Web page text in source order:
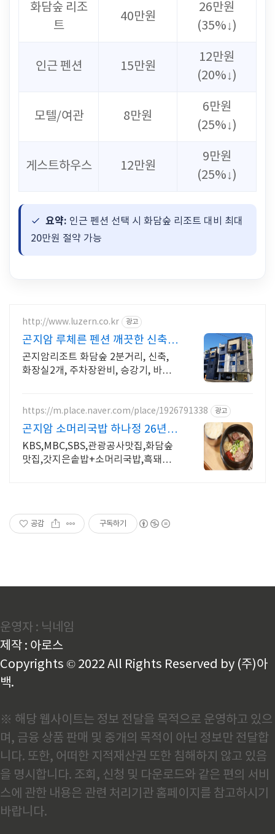
화담숲 리조
트
40만원
26만원
(35%↓)
인근 펜션 15만원
12만원
(20%↓)
모텔/여관 8만원
6만원
(25%↓)
게스트하우스 12만원
9만원
(25%↓)
요약: 인근 펜션 선택 시 화담숲 리조트 대비 최대
20만원 절약 가능
http://www.luzern.co.kr 광고
곤지암 루체른 펜션 깨끗한 신축 -
중형 평수
곤지암리조트 화담숲 2분거리, 신축,
화장실2개, 주차장완비, 승강기, 바베
https://m.place.naver.com/place/1926791338 광고
곤지암 소머리국밥 하나정 26년차
곤지암원조 수제순대
KBS,MBC,SBS,관광공사맛집,화담숲
맛집,갓지은솥밥+소머리국밥,흑돼지
공감 구독하기
운영자 : 닉네임
제작 : 아로스
Copyrights © 2022 All Rights Reserved by (주)아
백.
※ 해당 웹사이트는 정보 전달을 목적으로 운영하고 있으
며, 금융 상품 판매 및 중개의 목적이 아닌 정보만 전달합
니다. 또한, 어떠한 지적재산권 또한 침해하지 않고 있음
을 명시합니다. 조회, 신청 및 다운로드와 같은 편의 서비
스에 관한 내용은 관련 처리기관 홈페이지를 참고하시기
바랍니다.